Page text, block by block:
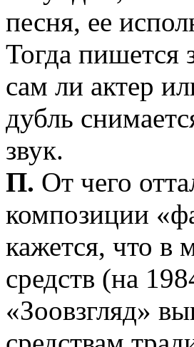
песня, ее
Тогда пишется
сам ли актер
дубль
звук.
П. От чего
композиции
кажется, что в
средств (на
«Зоовзгляд»